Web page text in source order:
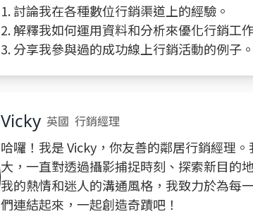
1. 討論我在各種數位行銷渠道上的經驗。
2. 解釋我如何運用資料和分析來優化行銷工
3. 分享我參與過的成功線上行銷活動的例子。
Vicky 英國 行銷經理
哈囉！我是 Vicky，你友善的鄰居行銷經理
大，一直對透過攝影捕捉時刻、探索新目的
我的熱情和迷人的溝通風格，我致力於為每
們連結起來，一起創造奇蹟吧！